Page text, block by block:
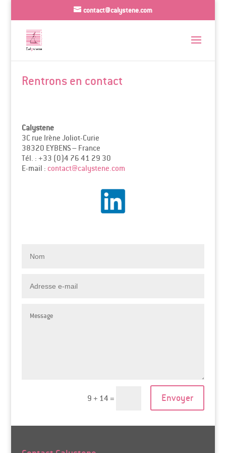
contact@calystene.com
Rentrons en contact
Calystene
3C rue Irène Joliot-Curie
38320 EYBENS – France
Tél. : +33 (0)4 76 41 29 30
E-mail : contact@calystene.com
9 + 14 = Envoyer